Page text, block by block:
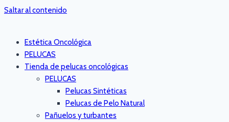
Saltar al contenido
Estética Oncológica
PELUCAS
Tienda de pelucas oncológicas
PELUCAS
Pelucas Sintéticas
Pelucas de Pelo Natural
Pañuelos y turbantes